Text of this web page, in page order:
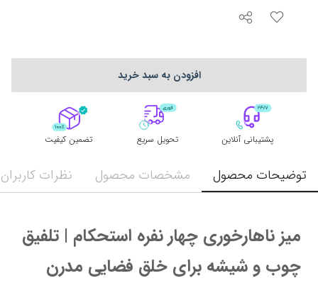
افزودن به سبد خرید
پشتیبانی آنلاین تحویل سریع تضمین کیفیت
توضیحات محصول مشخصات محصول نظرات کاربران
چوب و شیشه برای خلق فضایی مدرن